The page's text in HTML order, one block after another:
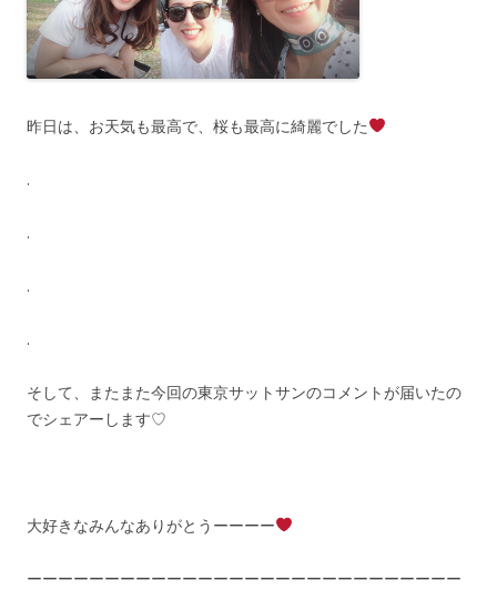
昨日は、お天気も最高で、桜も最高に綺麗でした
.
.
.
.
そして、またまた今回の東京サットサンのコメントが届いたの
でシェアーします♡
大好きなみんなありがとうーーーー
ーーーーーーーーーーーーーーーーーーーーーーーーーーーー